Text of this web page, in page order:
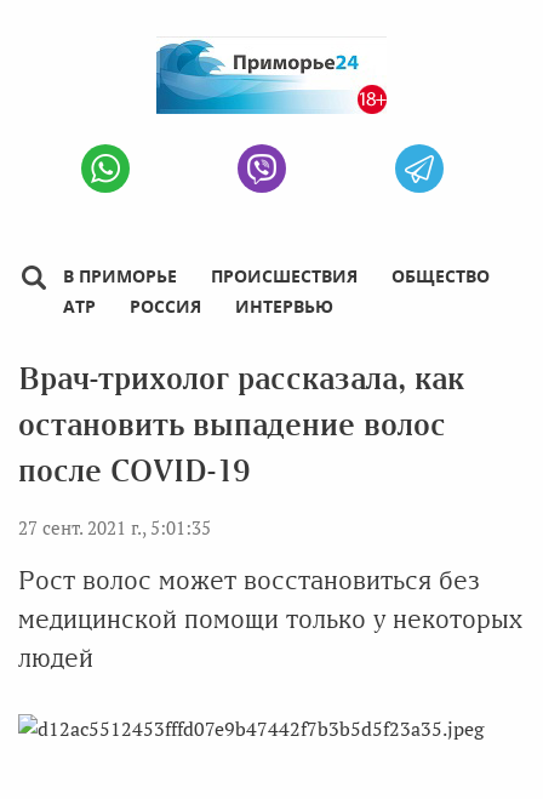
В ПРИМОРЬЕ ПРОИСШЕСТВИЯ
ОБЩЕСТВО
АТР
РОССИЯ ИНТЕРВЬЮ
Врач-трихолог рассказала, как
остановить выпадение волос
после COVID-19
27 сент. 2021 г., 5:01:35
Рост волос может восстановиться без
медицинской помощи только у некоторых
людей